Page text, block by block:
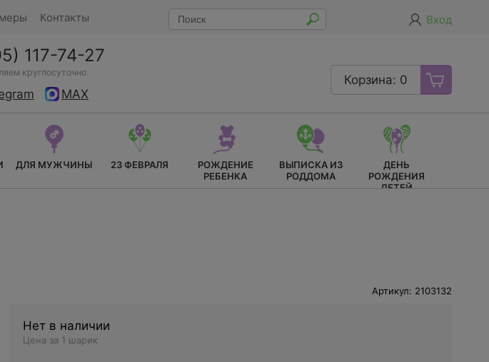
Контакты Вход
117-74-27
круглосуточно
MAX
Корзина: 0
ДЛЯ МУЖЧИНЫ 23 ФЕВРАЛЯ
РОЖДЕНИЕ
РЕБЕНКА
ВЫПИСКА ИЗ
РОДДОМА
ДЕНЬ
РОЖДЕНИЯ
ДЕТЕЙ
Артикул: 2103132
Нет в наличии
Цена за 1 шарик